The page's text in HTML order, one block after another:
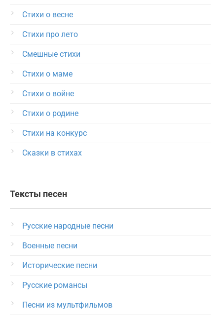
Стихи о весне
Стихи про лето
Смешные стихи
Стихи о маме
Стихи о войне
Стихи о родине
Стихи на конкурс
Сказки в стихах
Тексты песен
Русские народные песни
Военные песни
Исторические песни
Русские романсы
Песни из мультфильмов